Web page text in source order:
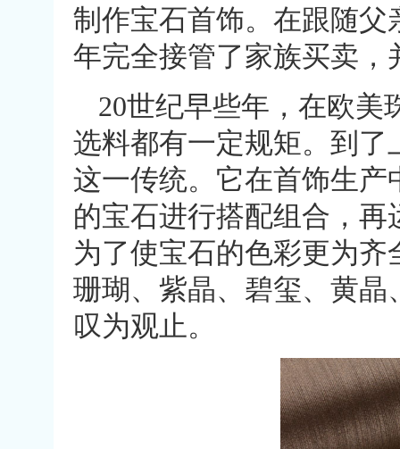
制作宝石首饰。在跟随
年完全接管了家族买卖
20世纪早些年，在欧美
选料都有一定规矩。到了
这一传统。它在首饰生
的宝石进行搭配组合，
为了使宝石的色彩更为
珊瑚、紫晶、碧玺、黄
叹为观止。